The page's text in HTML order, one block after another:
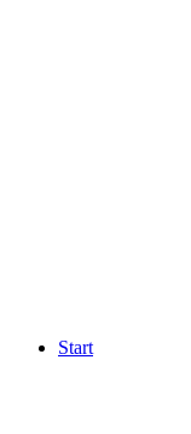
Start